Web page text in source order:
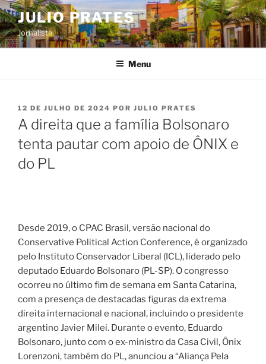
Pular
para
o
conteúdo
JULIO PRATES
Jornalista
Menu
PUBLICADO
EM
12 DE JULHO DE 2024 POR JULIO PRATES
A direita que a família Bolsonaro
tenta pautar com apoio de ÔNIX e
do PL
Desde 2019, o CPAC Brasil, versão nacional do
Conservative Political Action Conference, é organizado
pelo Instituto Conservador Liberal (ICL), liderado pelo
deputado Eduardo Bolsonaro (PL-SP). O congresso
ocorreu no último fim de semana em Santa Catarina,
com a presença de destacadas figuras da extrema
direita internacional e nacional, incluindo o presidente
argentino Javier Milei. Durante o evento, Eduardo
Bolsonaro, junto com o ex-ministro da Casa Civil, Ônix
Lorenzoni, também do PL, anunciou a “Aliança Pela